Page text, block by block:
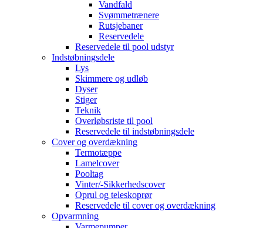
Vandfald
Svømmetrænere
Rutsjebaner
Reservedele
Reservedele til pool udstyr
Indstøbningsdele
Lys
Skimmere og udløb
Dyser
Stiger
Teknik
Overløbsriste til pool
Reservedele til indstøbningsdele
Cover og overdækning
Termotæppe
Lamelcover
Pooltag
Vinter/-Sikkerhedscover
Oprul og teleskoprør
Reservedele til cover og overdækning
Opvarmning